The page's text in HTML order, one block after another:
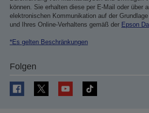
können. Sie erhalten diese per E-Mail oder über
elektronischen Kommunikation auf der
und Ihres Online-Verhaltens gemäß der Epson
*Es gelten Beschränkungen
Folgen